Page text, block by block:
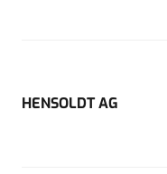
HENSOLDT AG